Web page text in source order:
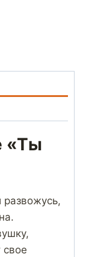
«Ты
свое